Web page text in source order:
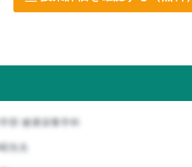
部 健康栄養学科
先生